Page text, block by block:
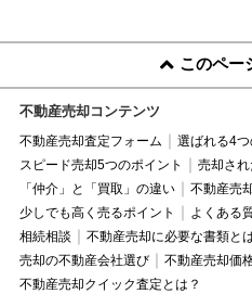
このペー
不動産売却コンテンツ
不動産売却査定フォーム
選ばれる4つ
スピード売却5つのポイント
売却さ
「仲介」と「買取」の違い
不動産売
少しでも高く売るポイント
よくある
相続相談
不動産売却に必要な書類と
売却の不動産会社選び
不動産売却価
不動産売却クイック査定とは？